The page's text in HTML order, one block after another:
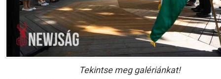
Tekintse meg galériánkat!